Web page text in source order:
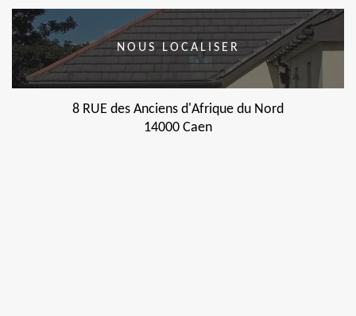
NOUS LOCALISER
8 RUE des Anciens d'Afrique du Nord
14000 Caen